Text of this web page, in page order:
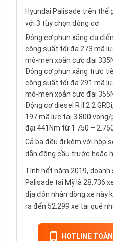
Hyundai Palisade trên thế
với 3 tùy chọn động cơ:
Động cơ phun xăng đa
công suất tối đa 273 mã
mô-men xoắn cực đại
Động cơ phun xăng trực
công suất tối đa 291 mã
mô-men xoắn cực đại
Động cơ diesel R II 2.2
197 mã lực tại 3.800
đại 441Nm từ 1.750 –
Cả ba đều đi kèm với hộp
dẫn động cầu trước hoặc
Tính hết năm 2019, doanh
Palisade tại Mỹ là 28.736
địa đón nhận dòng xe này
ra đến 52.299 xe tại quê
HOTLINE